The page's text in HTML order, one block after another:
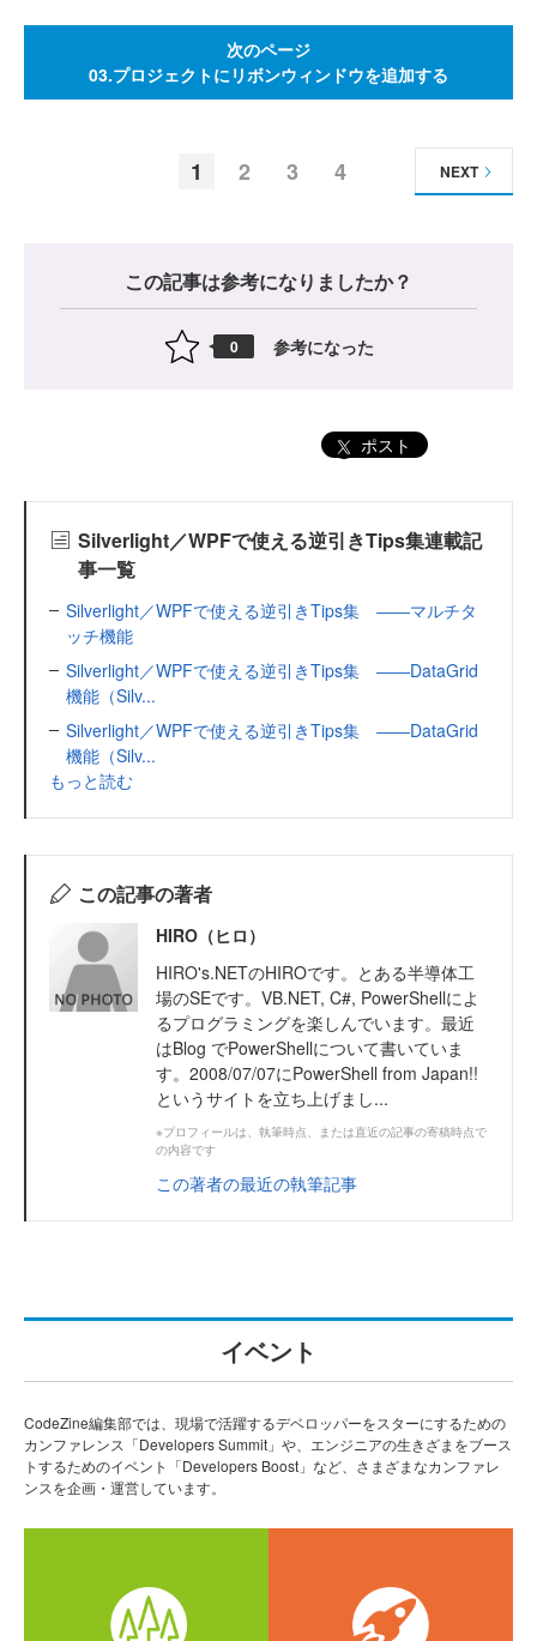
次のページ
03.プロジェクトにリボンウィンドウを追加する
1 2 3 4 NEXT
この記事は参考になりましたか？
0 参考になった
ポスト
Silverlight／WPFで使える逆引きTips集連載記
事一覧
Silverlight／WPFで使える逆引きTips集 ――マルチタ
ッチ機能
Silverlight／WPFで使える逆引きTips集 ――DataGrid
機能（Silv...
Silverlight／WPFで使える逆引きTips集 ――DataGrid
機能（Silv...
もっと読む
この記事の著者
HIRO（ヒロ）
HIRO's.NETのHIROです。とある半導体工
場のSEです。VB.NET, C#, PowerShellによ
るプログラミングを楽しんでいます。最近
はBlog でPowerShellについて書いていま
す。2008/07/07にPowerShell from Japan!!
というサイトを立ち上げまし...
※プロフィールは、執筆時点、または直近の記事の寄稿時点で
の内容です
この著者の最近の執筆記事
イベント
CodeZine編集部では、現場で活躍するデベロッパーをスターにするための
カンファレンス「Developers Summit」や、エンジニアの生きざまをブース
トするためのイベント「Developers Boost」など、さまざまなカンファレ
ンスを企画・運営しています。